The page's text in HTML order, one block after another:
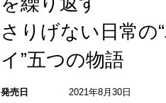
さりげない日常
イ”五つの物語
発売日 2021年8月30日